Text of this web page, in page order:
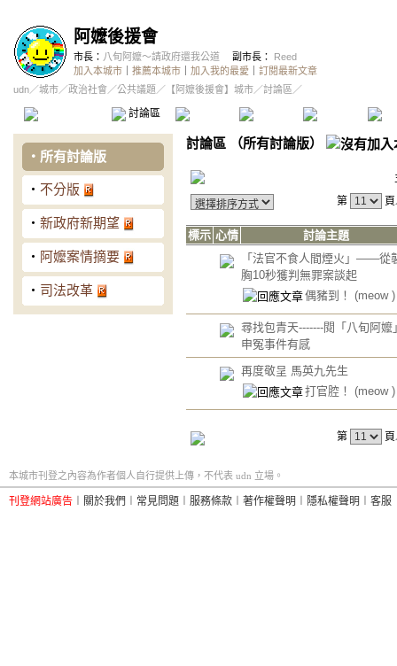
阿嬤後援會
市長： 八旬阿嬤～請政府還我公道 副市長：
Reed
加入本城市
推薦本城市 加入我的最愛
訂閱最新文章
udn／城市／政治社會 ／公共議題 ／ 【阿嬤後援會】城市／討論區／
討論區 精華區 投票區 影像館
‧ 所有討論版
‧ 不分版
‧ 新政府新期望
‧ 阿嬤案情摘要
‧ 司法改革
討論區 （所有討論版）
第
標示 心情
討論主題
「法官不食人間煙火」——從
胸10秒獲判無罪案談起
偶豬到！ (meow )
尋找包青天-------閱「八旬阿嬤
申冤事件有感
再度敬呈 馬英九先生
打官腔！ (meow )
第
本城市刊登之內容為作者個人自行提供上傳，不代表 udn 立場。
刊登網站廣告 關於我們 常見問題 服務條款 著作權聲明 隱私權聲明 客服